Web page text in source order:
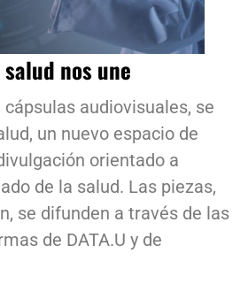
nos une
cápsulas audiovisuales, se
un nuevo espacio de
orientado a
de la salud. Las piezas,
se difunden a través de las
de DATA.U y de